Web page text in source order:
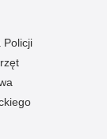
Policji